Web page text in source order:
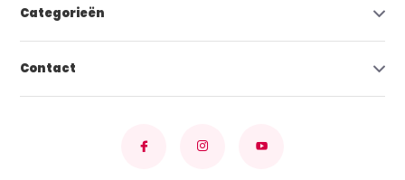
Categorieën
Contact